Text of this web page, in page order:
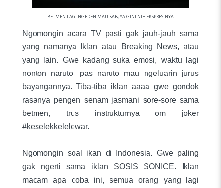
BETMEN LAGI NGEDEN MAU BAB, YA GINI NIH EKSPRESINYA
Ngomongin acara TV pasti gak jauh-jauh sama
yang namanya Iklan atau Breaking News, atau
yang lain. Gwe kadang suka emosi, waktu lagi
nonton naruto, pas naruto mau ngeluarin jurus
bayangannya. Tiba-tiba iklan aaaa gwe gondok
rasanya pengen senam jasmani sore-sore sama
betmen, trus instrukturnya om joker
#keselekkelelewar.
Ngomongin soal ikan di Indonesia. Gwe paling
gak ngerti sama iklan SOSIS SONICE. Iklan
macam apa coba ini, semua orang yang lagi